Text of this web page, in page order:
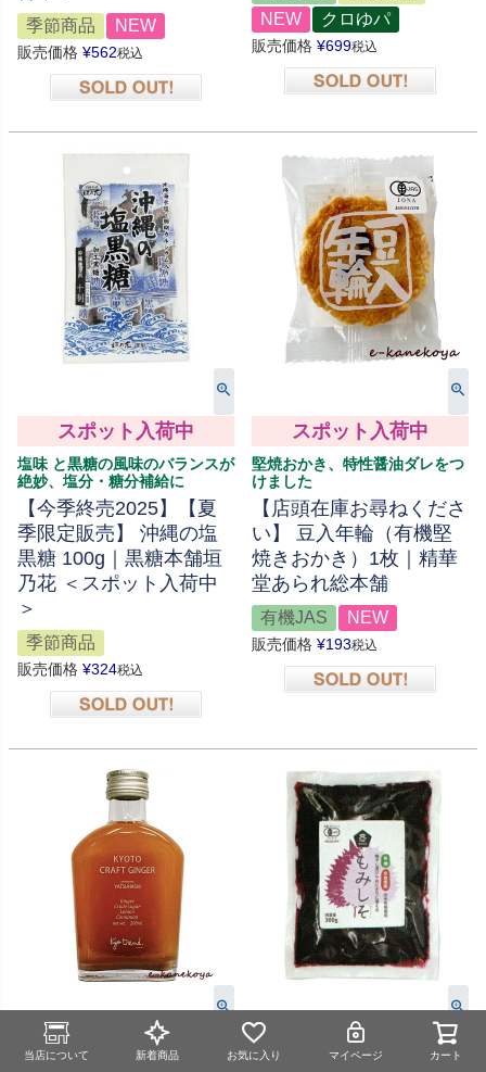
当店について 新着商品 お気に入り マイページ カート
季節商品 NEW
販売価格 ¥562税込
NEW
クロゆパ
販売価格 ¥699税込
スポット入荷中
塩味 と黒糖の風味のバランスが
絶妙、塩分・糖分補給に
【今季終売2025】【夏
季限定販売】 沖縄の塩
黒糖 100g｜黒糖本舗垣
乃花 ＜スポット入荷中
＞
季節商品
販売価格 ¥324税込
スポット入荷中
堅焼おかき、特性醤油ダレをつ
けました
【店頭在庫お尋ねくださ
い】 豆入年輪（有機堅
焼きおかき）1枚｜精華
堂あられ総本舗
有機JAS NEW
販売価格 ¥193税込
スポット入荷中 スポット入荷中